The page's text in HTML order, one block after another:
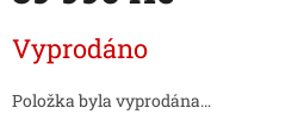
cena:
Vyprodáno
Položka byla vyprodána…